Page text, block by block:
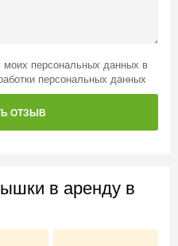
моих персональных данных в
персональных данных
ОТЗЫВ
в аренду в